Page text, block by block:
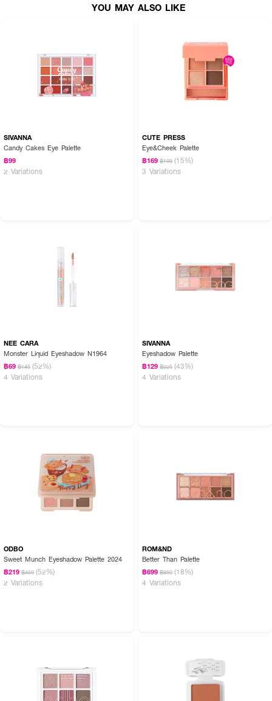
YOU MAY ALSO LIKE
SIVANNA
Candy Cakes Eye Palette
฿99
2 Variations
CUTE PRESS
Eye&Cheek Palette
฿169 ฿199 (15%)
3 Variations
NEE CARA
Monster Liquid Eyeshadow N1964
฿69 ฿145 (52%)
4 Variations
SIVANNA
Eyeshadow Palette
฿129 ฿225 (43%)
4 Variations
ODBO
Sweet Munch Eyeshadow Palette 2024
฿219 ฿459 (52%)
2 Variations
ROM&ND
Better Than Palette
฿699 ฿850 (18%)
4 Variations